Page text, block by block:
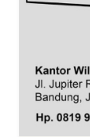
WN
PAPUA